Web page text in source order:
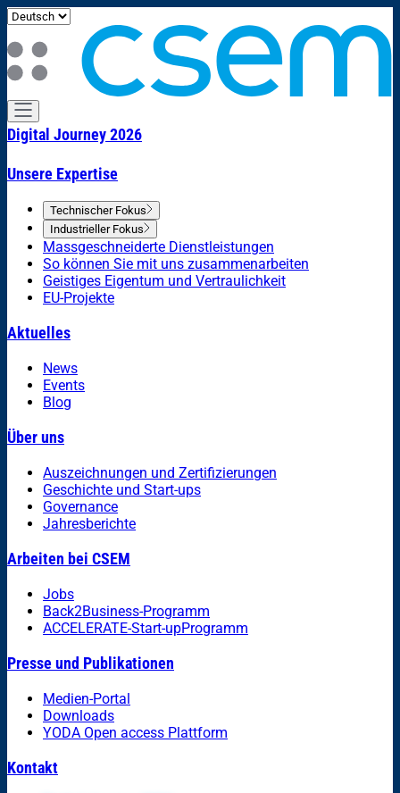
Digital Journey 2026
Unsere Expertise
Technischer Fokus
Industrieller Fokus
Massgeschneiderte Dienstleistungen
So können Sie mit uns zusammenarbeiten
Geistiges Eigentum und Vertraulichkeit
EU-Projekte
Aktuelles
News
Events
Blog
Über uns
Auszeichnungen und Zertifizierungen
Geschichte und Start-ups
Governance
Jahresberichte
Arbeiten bei CSEM
Jobs
Back2Business-Programm
ACCELERATE-Start-upProgramm
Presse und Publikationen
Medien-Portal
Downloads
YODA Open access Plattform
Kontakt